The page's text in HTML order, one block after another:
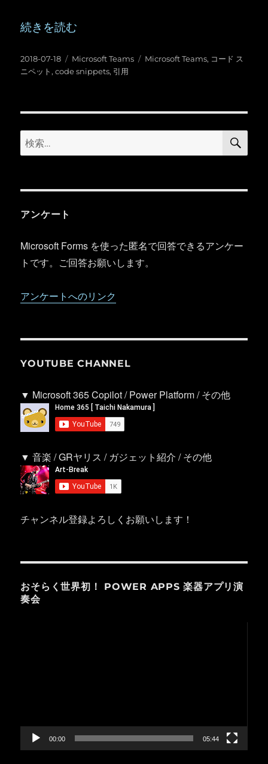
“Microsoft Teams ：「引用」と「コード スニ
続きを読む
投
稿
2018-07-18
カ
テ
Microsoft Teams
タ
Microsoft Teams, コード ス
ニペット,code snippets, 引用
検
索:
検
アンケート
Microsoft Forms を使った匿名で回答できるアンケー
トです。ご回答お願いします。
アンケートへのリンク
YOUTUBE CHANNEL
▼ Microsoft 365 Copilot / Power Platform / その他
▼ 音楽 / GRヤリス / ガジェット紹介 / その他
チャンネル登録よろしくお願いします！
おそらく世界初！ POWER APPS 楽器アプリ演
奏会
ー
00:00 05:44